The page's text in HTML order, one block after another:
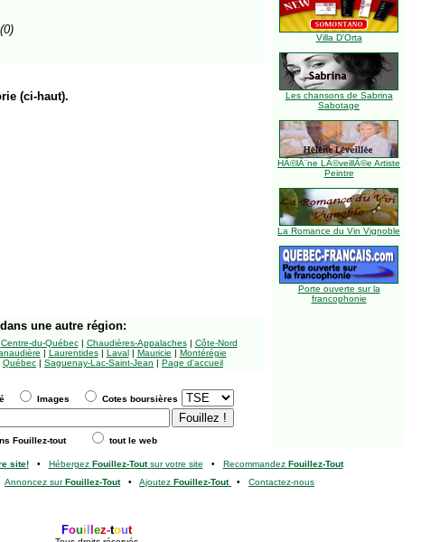
(0)
(ci-haut).
Villa D'Orta
Les chansons de Sabrina
Sabotage
HÃ©lÃ¨ne LÃ©veillÃ©e Artiste
Peintre
La Romance du Vin Vignoble
Porte ouverte sur la
francophonie
dans une autre région:
Centre-du-Québec| Chaudières-Appalaches| Côte-Nord
| Laurentides| Laval| Mauricie | Montérégie
Québec | Saguenay-Lac-Saint-Jean | Page d'accueil
Images Cotes boursières
Fouillez-tout tout le web
site!• Hébergez Fouillez-Toutsur votre site • Recommandez Fouillez-Tout
Annoncez surFouillez-Tout• Ajoutez Fouillez-Tout • Contactez-nous
Foui ez-tout